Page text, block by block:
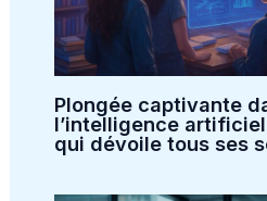
Plongée captivante
l’intelligence
qui dévoile tous ses